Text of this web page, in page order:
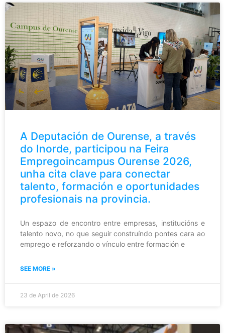
A Deputación de Ourense, a través
do Inorde, participou na Feira
Empregoincampus Ourense 2026,
unha cita clave para conectar
talento, formación e oportunidades
profesionais na provincia.
Un espazo de encontro entre empresas, institucións e
talento novo, no que seguir construíndo pontes cara ao
emprego e reforzando o vínculo entre formación e
SEE MORE »
23 de April de 2026